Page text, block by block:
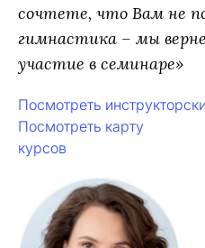
сочтете, что Вам не
гимнастика – мы
участие в семинаре»
Посмотреть
Посмотреть карту
курсов